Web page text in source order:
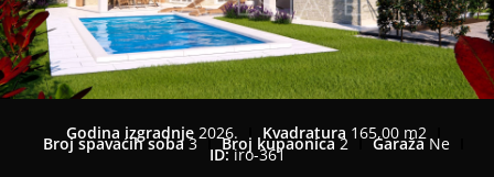
Godina izgradnje 2026. Kvadratura 165,00 m2
Broj spavaćih soba3 Broj kupaonica2 GaražaNe
ID:iro-361